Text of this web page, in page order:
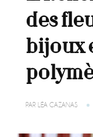
des
bijoux
PAR LÉA CAZANAS